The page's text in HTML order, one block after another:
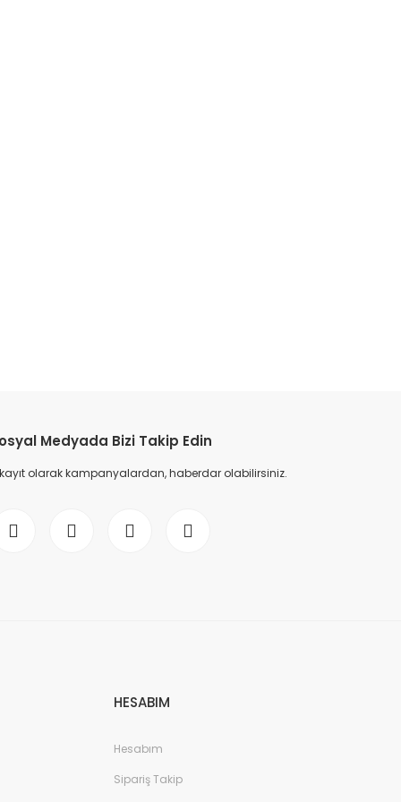
Medyada Bizi Takip Edin
olarak kampanyalardan, haberdar olabilirsiniz.
HESABIM
Hesabım
Sipariş Takip